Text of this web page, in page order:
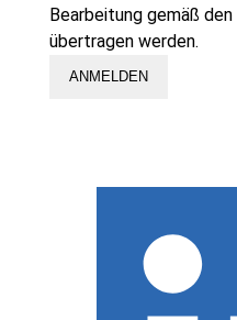
Bearbeitung gemäß den
übertragen werden.
ANMELDEN